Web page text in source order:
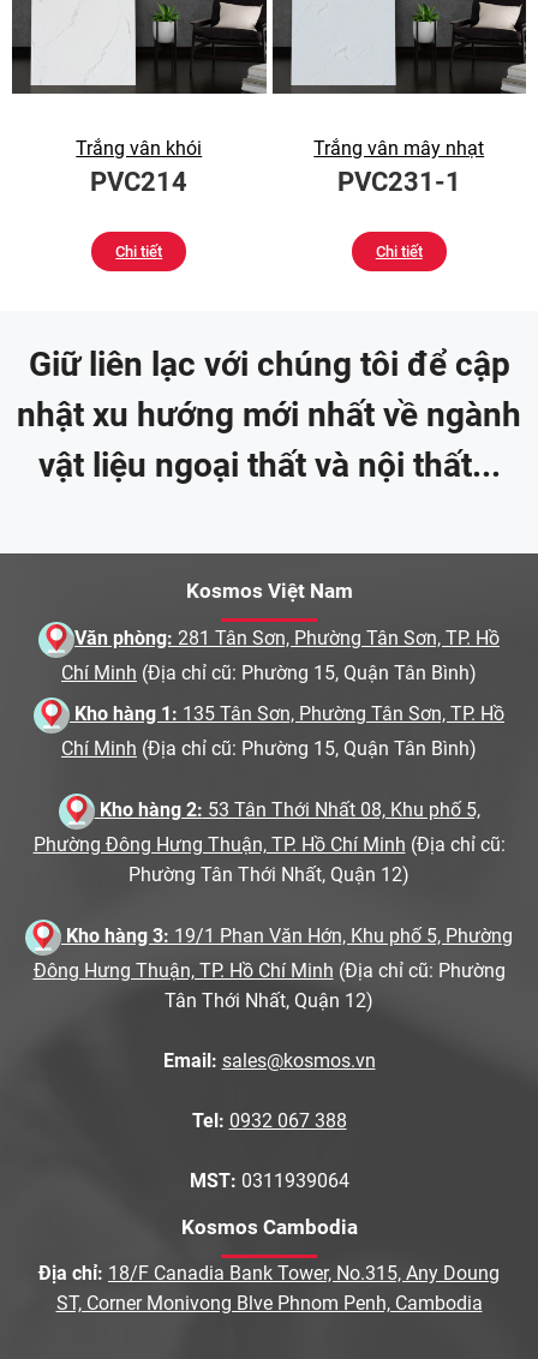
Trắng vân khói
PVC214
Chi tiết
Trắng vân mây nhạt
PVC231-1
Chi tiết
Giữ liên lạc với chúng tôi để cập
nhật xu hướng mới nhất về ngành
vật liệu ngoại thất và nội thất...
Kosmos Việt Nam
Văn phòng: 281 Tân Sơn, Phường Tân Sơn, TP. Hồ
Chí Minh (Địa chỉ cũ: Phường 15, Quận Tân Bình)
Kho hàng 1: 135 Tân Sơn, Phường Tân Sơn, TP. Hồ
Chí Minh (Địa chỉ cũ: Phường 15, Quận Tân Bình)
Kho hàng 2: 53 Tân Thới Nhất 08, Khu phố 5,
Phường Đông Hưng Thuận, TP. Hồ Chí Minh (Địa chỉ cũ:
Phường Tân Thới Nhất, Quận 12)
Kho hàng 3: 19/1 Phan Văn Hớn, Khu phố 5, Phường
Đông Hưng Thuận, TP. Hồ Chí Minh (Địa chỉ cũ: Phường
Tân Thới Nhất, Quận 12)
Email: sales@kosmos.vn
Tel: 0932 067 388
MST: 0311939064
Kosmos Cambodia
Địa chỉ: 18/F Canadia Bank Tower, No.315, Any Doung
ST, Corner Monivong Blve Phnom Penh, Cambodia